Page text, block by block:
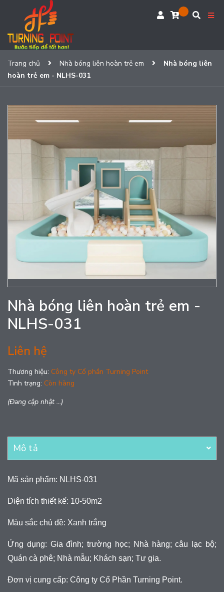
Trang chủ Nhà bóng liên hoàn trẻ em
Nhà bóng liên
hoàn trẻ em - NLHS-031
Nhà bóng liên hoàn trẻ em -
NLHS-031
Liên hệ
Thương hiệu: Công ty Cổ phần Turning Point
Tình trạng: Còn hàng
(Đang cập nhật ...)
Mô tả
Mã sản phẩm: NLHS-031
Diện tích thiết kế: 10-50m2
Màu sắc chủ đề: Xanh trắng
Ứng dụng: Gia đình; trường học; Nhà hàng; câu lạc bộ;
Quán cà phê; Nhà mẫu; Khách sạn; Tư gia.
Đơn vị cung cấp: Công ty Cổ Phần Turning Point.